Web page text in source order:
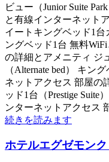
ビュー（Junior Suite
と有線インターネット
イートキングベッド1台
ングベッド1台 無料
の詳細とアメニティ ジ
（Alternate bed） キン
ネットアクセス 部屋の
ッド1台（Prestige Suite
ンターネットアクセス
続きを読みます
ホテルエグゼモン